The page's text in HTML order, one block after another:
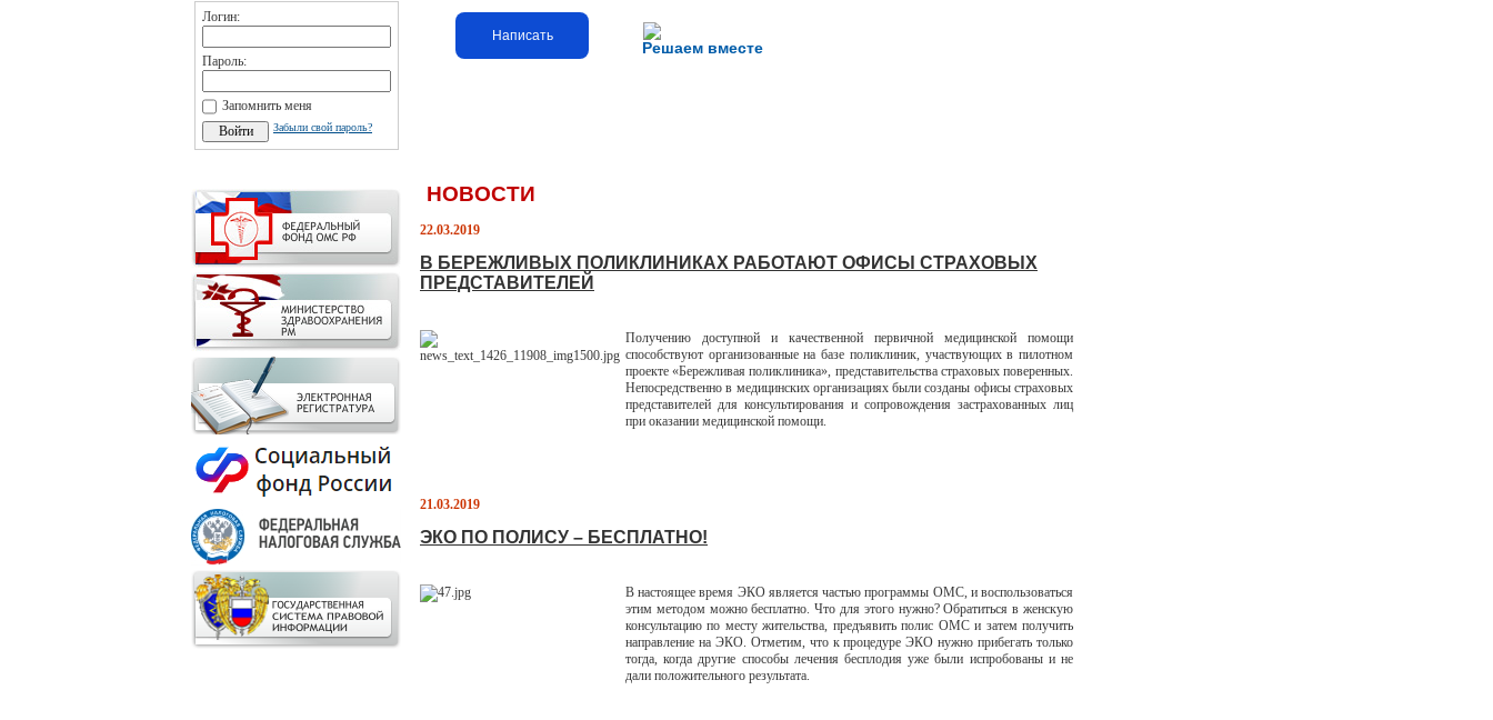
Логин:
Пароль:
Запомнить меня
Забыли свой пароль?
Решаем вместе
Написать
НОВОСТИ
22.03.2019
В БЕРЕЖЛИВЫХ ПОЛИКЛИНИКАХ РАБОТАЮТ ОФИСЫ СТРАХОВЫХ
ПРЕДСТАВИТЕЛЕЙ
Получению доступной и качественной первичной медицинской помощи
способствуют организованные на базе поликлиник, участвующих в пилотном
проекте «Бережливая поликлиника», представительства страховых поверенных.
Непосредственно в медицинских организациях были созданы офисы страховых
представителей для консультирования и сопровождения застрахованных лиц
при оказании медицинской помощи.
21.03.2019
ЭКО ПО ПОЛИСУ – БЕСПЛАТНО!
В настоящее время ЭКО является частью программы ОМС, и воспользоваться
этим методом можно бесплатно. Что для этого нужно? Обратиться в женскую
консультацию по месту жительства, предъявить полис ОМС и затем получить
направление на ЭКО. Отметим, что к процедуре ЭКО нужно прибегать только
тогда, когда другие способы лечения бесплодия уже были испробованы и не
дали положительного результата.